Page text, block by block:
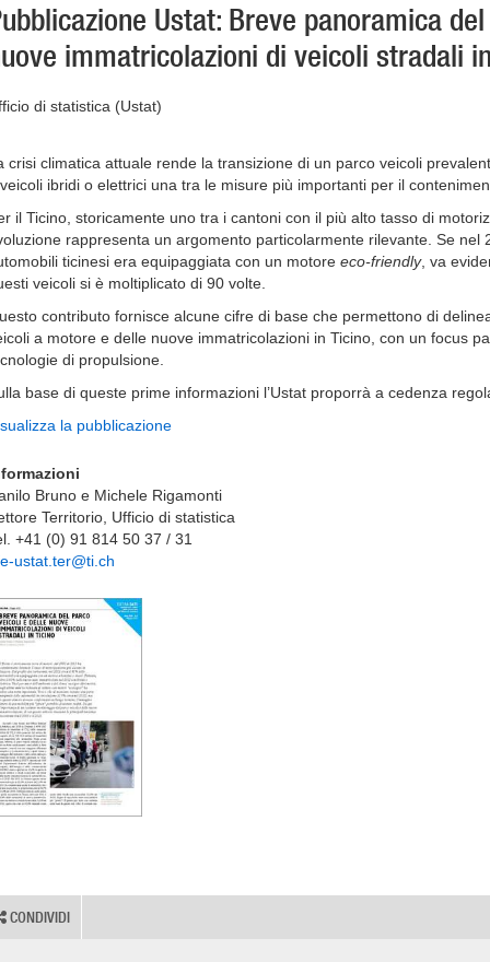
Ustat: Breve panoramica
immatricolazioni di veicoli stradali
di statistica (Ustat)
crisi climatica attuale rende la transizione di un parco veicoli
ibridi o elettrici una tra le misure più importanti per il
il Ticino, storicamente uno tra i cantoni con il più alto tasso di
rappresenta un argomento particolarmente rilevante. Se nel
ticinesi era equipaggiata con un motore eco-friendly, va
veicoli si è moltiplicato di 90 volte.
contributo fornisce alcune cifre di base che permettono di
a motore e delle nuove immatricolazioni in Ticino, con un focus
di propulsione.
base di queste prime informazioni l’Ustat proporrà a cedenza
la pubblicazione
Bruno e Michele Rigamonti
Territorio, Ufficio di statistica
+41 (0) 91 814 50 37 / 31
ustat.ter@ti.ch
CONDIVIDI